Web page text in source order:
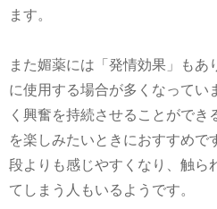
ます。
また媚薬には「発情効果」も
に使用する場合が多くなってい
く興奮を持続させることがで
を楽しみたいときにおすすめ
段よりも感じやすくなり、触ら
てしまう人もいるようです。